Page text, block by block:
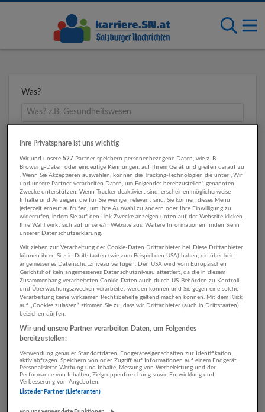
Was?
Wo?
Umkreis
1 Technik, Ingenieurwesen
Medien / Kommunikation
Ihre Privatsphäre ist uns wichtig
Wir und unsere527 Partner speichern personenbezogene Daten, wie z. B.
Browsing-Daten oder eindeutige Kennungen, auf Ihrem Gerät und greifen darauf zu
. Wenn Sie Akzeptieren auswählen, können die Tracking-Technologien die unter „Wir
und unsere Partner verarbeiten Daten, um Folgendes bereitzustellen“ genannten
Zwecke unterstützen. Wenn Tracker deaktiviert sind, erscheinen möglicherweise
Inhalte und Anzeigen, die für Sie weniger relevant sind. Sie können dieses Menü
jederzeit erneut aufrufen, um Ihre Auswahl zu ändern oder Ihre Einwilligung zu
widerrufen, indem Sie auf den Link Zwecke anzeigen unten auf der Webseite klicken.
Ihre Wahl wirkt sich auf unsere/n Website aus. Weitere Informationen finden Sie in
unserer Datenschutzerklärung.
Wir ziehen zur Verarbeitung der Cookie-Daten Drittanbieter bei. Diese Drittanbieter
können ihren Sitz in Drittstaaten (wie zum Beispiel den USA) haben, die über kein
angemessenes Datenschutzniveau verfügen. Den USA wird vom Europäischen
Gerichtshof kein angemessenes Datenschutzniveau attestiert, da die in diesem
Zusammenhang verarbeiteten Cookie-Daten auch durch US-Behörden zu Kontroll-
und Überwachungszwecken verarbeitet werden können und Sie gegen eine solche
Verarbeitung keine wirksamen Rechtsbehelfe geltend machen können. Mit dem Klick
auf „Cookies zulassen“ stimmen Sie zu, dass wir Drittanbieter (auch in Drittstaaten)
beiziehen dürfen.
Wir und unsere Partner verarbeiten Daten, um Folgendes
bereitzustellen:
Verwendung genauer Standortdaten. Endgeräteeigenschaften zur Identifikation
aktiv abfragen. Speichern von oder Zugriff auf Informationen auf einem Endgerät.
Personalisierte Werbung und Inhalte, Messung von Werbeleistung und der
Performance von Inhalten, Zielgruppenforschung sowie Entwicklung und
Verbesserung von Angeboten.
Liste der Partner (Lieferanten)